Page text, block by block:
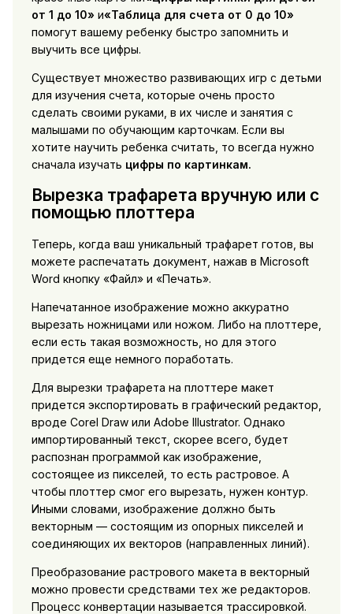
от 1 до 10» и«Таблица для счета от 0 до 10»
помогут вашему ребенку быстро запомнить и
выучить все цифры.
Существует множество развивающих игр с детьми
для изучения счета, которые очень просто
сделать своими руками, в их числе и занятия с
малышами по обучающим карточкам. Если вы
хотите научить ребенка считать, то всегда нужно
сначала изучать цифры по картинкам.
Вырезка трафарета вручную или с
помощью плоттера
Теперь, когда ваш уникальный трафарет готов, вы
можете распечатать документ, нажав в Microsoft
Word кнопку «Файл» и «Печать».
Напечатанное изображение можно аккуратно
вырезать ножницами или ножом. Либо на плоттере,
если есть такая возможность, но для этого
придется еще немного поработать.
Для вырезки трафарета на плоттере макет
придется экспортировать в графический редактор,
вроде Corel Draw или Adobe Illustrator. Однако
импортированный текст, скорее всего, будет
распознан программой как изображение,
состоящее из пикселей, то есть растровое. А
чтобы плоттер смог его вырезать, нужен контур.
Иными словами, изображение должно быть
векторным — состоящим из опорных пикселей и
соединяющих их векторов (направленных линий).
Преобразование растрового макета в векторный
можно провести средствами тех же редакторов.
Процесс конвертации называется трассировкой.